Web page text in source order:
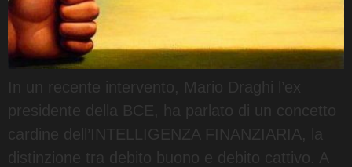
In un recente intervento, Mario Draghi l’ex
presidente della BCE, ha parlato di un concetto
cardine dell’INTELLIGENZA FINANZIARIA, la
distinzione tra debito buono e debito cattivo. A